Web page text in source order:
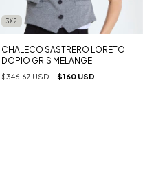
3X2
CHALECO SASTRERO LORETO
DOPIO GRIS MELANGE
$346.67 USD $160 USD